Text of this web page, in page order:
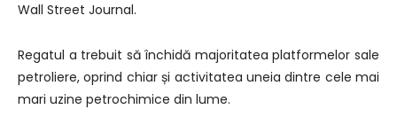
Wall Street Journal.
Regatul a trebuit să închidă majoritatea platformelor sale
petroliere, oprind chiar și activitatea uneia dintre cele mai
mari uzine petrochimice din lume.